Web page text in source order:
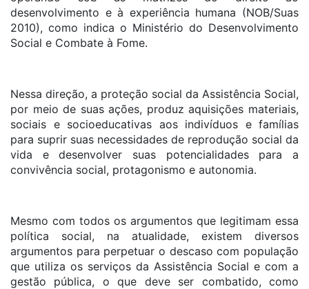
desenvolvimento e à experiência humana (NOB/Suas
2010), como indica o Ministério do Desenvolvimento
Social e Combate à Fome.
Nessa direção, a proteção social da Assistência Social,
por meio de suas ações, produz aquisições materiais,
sociais e socioeducativas aos indivíduos e famílias
para suprir suas necessidades de reprodução social da
vida e desenvolver suas potencialidades para a
convivência social, protagonismo e autonomia.
Mesmo com todos os argumentos que legitimam essa
política social, na atualidade, existem diversos
argumentos para perpetuar o descaso com população
que utiliza os serviços da Assistência Social e com a
gestão pública, o que deve ser combatido, como